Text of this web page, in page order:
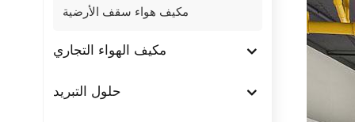
مكيف هواء سقف الأرضية
مكيف الهواء التجاري
حلول التبريد